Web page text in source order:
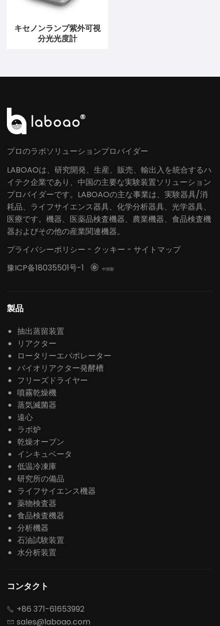
キセノンランプ紫外可視
分光光度計
プロのラボソリューションプロバイダー
LABOAOは、研究開発、生産、販売、輸出入を統合するハ
イテク企業であり、中国の主要な実験装置ソリューション
プロバイダーです。LABOAOの主な事業は、実験器具/消
耗品、ライフサイエンス器具、化学分析器具、光学器具、
医療です。機器、医薬品検査機器、農業機器、食品検査機
器およびその他の産業関連機器。
プライバシーポリシー - クッキー - サイトマップ
豫ICP备18035501号-1
 中国製
製品
抽出蒸留装置
リアクター
ロータリーエバポレーター
バイオリアクター発酵槽
フリーズドライヤー
噴霧乾燥機
蒸気滅菌器
遠心
ラボ炉
乾燥オーブン
インキュベータ
低温冷凍庫
研究所の備品
ライフサイエンス機器
薬物検査器
食品検査機器
分析機器
石油試験装置
水分析装置
コンタクト
 +86 371-61653992
 sales@laboao.com